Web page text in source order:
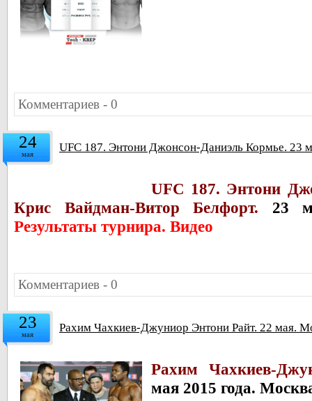
Комментариев - 0
24
мая UFC 187. Энтони Джонсон-Даниэль Кормье. 23
UFC 187. Энтони
Крис Вайдман-Витор Белфорт. 23
Результаты турнира. Видео
Комментариев - 0
23
мая Рахим Чахкиев-Джуниор Энтони Райт. 22 мая.
Рахим Чахкиев-
мая 2015 года.